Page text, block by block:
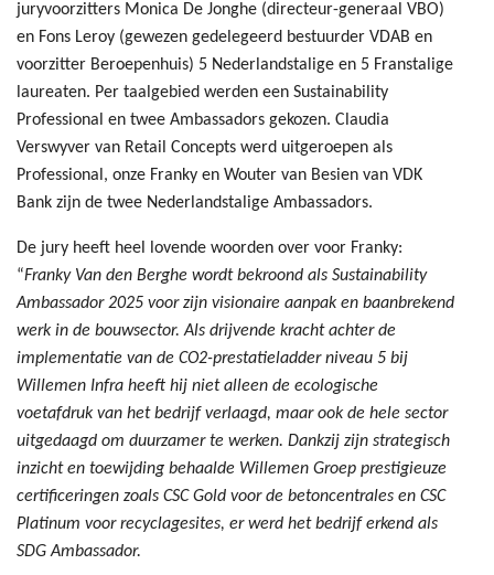
juryvoorzitters Monica De Jonghe (directeur-generaal VBO)
en Fons Leroy (gewezen gedelegeerd bestuurder VDAB en
voorzitter Beroepenhuis) 5 Nederlandstalige en 5 Franstalige
laureaten. Per taalgebied werden een Sustainability
Professional en twee Ambassadors gekozen. Claudia
Verswyver van Retail Concepts werd uitgeroepen als
Professional, onze Franky en Wouter van Besien van VDK
Bank zijn de twee Nederlandstalige Ambassadors.
De jury heeft heel lovende woorden over voor Franky:
“Franky Van den Berghe wordt bekroond als Sustainability
Ambassador 2025 voor zijn visionaire aanpak en baanbrekend
werk in de bouwsector. Als drijvende kracht achter de
implementatie van de CO2-prestatieladder niveau 5 bij
Willemen Infra heeft hij niet alleen de ecologische
voetafdruk van het bedrijf verlaagd, maar ook de hele sector
uitgedaagd om duurzamer te werken. Dankzij zijn strategisch
inzicht en toewijding behaalde Willemen Groep prestigieuze
certificeringen zoals CSC Gold voor de betoncentrales en CSC
Platinum voor recyclagesites, er werd het bedrijf erkend als
SDG Ambassador.